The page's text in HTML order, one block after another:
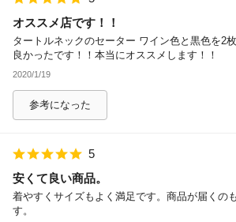
オススメ店です！！
タートルネックのセーター ワイン色と黒色を2
良かったです！！本当にオススメします！！
2020/1/19
参考になった
5
安くて良い商品。
着やすくサイズもよく満足です。商品が届くの
す。